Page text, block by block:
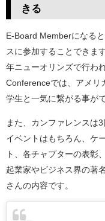
きる
E-Board Memberになる
スに参加することできま
年ニューオリンズで行わ
Conferenceでは、アメリ
学生と一気に繋がる事が
また、カンファレンスは
イベントはもちろん、ケ
ト、各チャプターの表彰
起業家やビジネス界の著
さんの内容です。